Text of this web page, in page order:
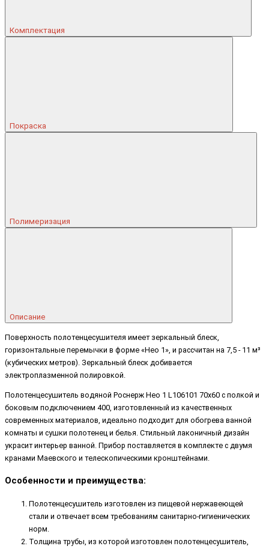
Комплектация
Покраска
Полимеризация
Описание
Поверхность полотенцесушителя имеет зеркальный блеск,
горизонтальные перемычки в форме «Нео 1», и рассчитан на 7,5 - 11 м³
(кубических метров). Зеркальный блеск добивается
электроплазменной полировкой.
Полотенцесушитель водяной Роснерж Нео 1 L106101 70x60 с полкой и
боковым подключением 400, изготовленный из качественных
современных материалов, идеально подходит для обогрева ванной
комнаты и сушки полотенец и белья. Стильный лаконичный дизайн
украсит интерьер ванной. Прибор поставляется в комплекте с двумя
кранами Маевского и телескопическими кронштейнами.
Особенности и преимущества:
Полотенцесушитель изготовлен из пищевой нержавеющей
стали и отвечает всем требованиям санитарно-гигиенических
норм.
Толщина трубы, из которой изготовлен полотенцесушитель,